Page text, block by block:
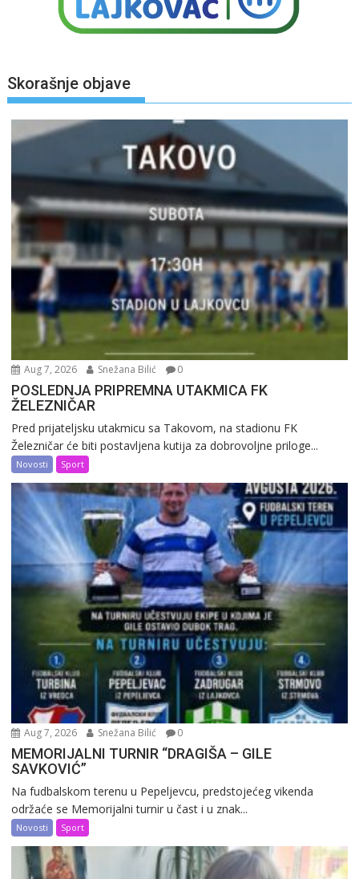
Skorašnje objave
Aug 7, 2026 Snežana Bilić 0
POSLEDNJA PRIPREMNA UTAKMICA FK
ŽELEZNIČAR
Pred prijateljsku utakmicu sa Takovom, na stadionu FK
Železničar će biti postavljena kutija za dobrovoljne priloge...
Novosti Sport
Aug 7, 2026 Snežana Bilić 0
MEMORIJALNI TURNIR “DRAGIŠA – GILE
SAVKOVIĆ”
Na fudbalskom terenu u Pepeljevcu, predstojećeg vikenda
održaće se Memorijalni turnir u čast i u znak...
Novosti Sport